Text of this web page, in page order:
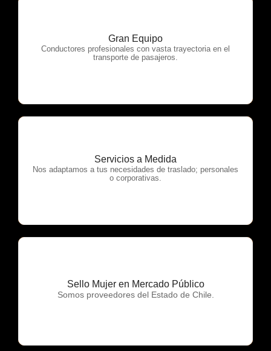
Gran Equipo
Conductores profesionales con vasta trayectoria en el
transporte de pasajeros.
OTP Servicios
Servicios a Medida
Nos adaptamos a tus necesidades de traslado; personales
o corporativas.
OTP Servicios
Sello Mujer en Mercado Público
Somos proveedores del Estado de Chile.
OTP Servicios